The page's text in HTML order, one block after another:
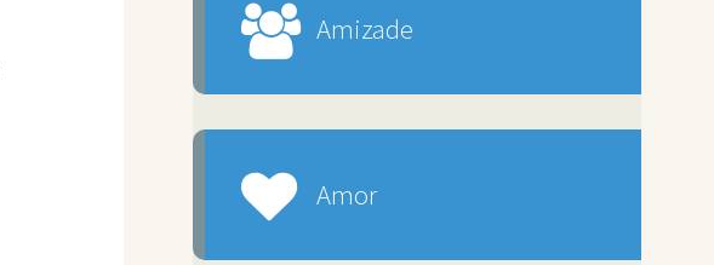
Amizade
Amor